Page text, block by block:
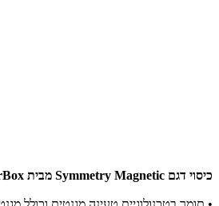
כיסוי דגם Symmetry Magnetic מבית OtterBox ל- Samsung Galaxy S26 Plus